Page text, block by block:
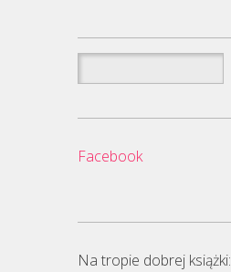
Szukaj:
Facebook
Na tropie dobrej książki: